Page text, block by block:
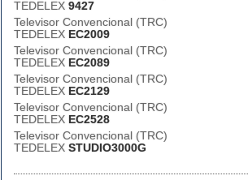
TEDELEX 9427
Televisor Convencional (TRC)
TEDELEX EC2009
Televisor Convencional (TRC)
TEDELEX EC2089
Televisor Convencional (TRC)
TEDELEX EC2129
Televisor Convencional (TRC)
TEDELEX EC2528
Televisor Convencional (TRC)
TEDELEX STUDIO3000G